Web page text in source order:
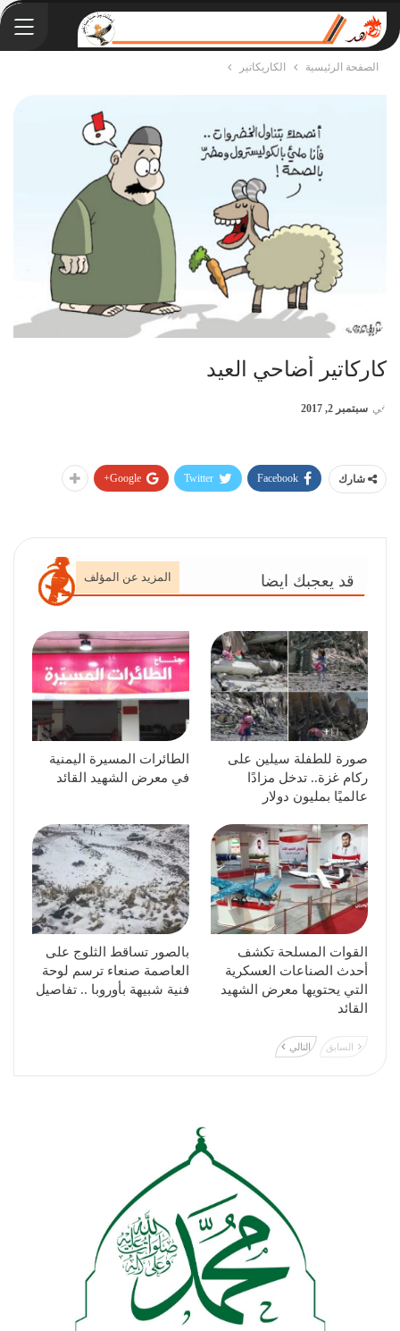
الصفحة الرئيسية الكاريكاتير
كاركاتير أضاحي العيد
في سبتمبر 2, 2017
شارك Facebook
Twitter
Google+
قد يعجبك ايضا المزيد عن المؤلف
صورة للطفلة سيلين على
ركام غزة.. تدخل مزادًا
عالميًا بمليون دولار
الطائرات المسيرة اليمنية
في معرض الشهيد القائد
القوات المسلحة تكشف
أحدث الصناعات العسكرية
التي يحتويها معرض الشهيد
القائد
بالصور تساقط الثلوج على
العاصمة صنعاء ترسم لوحة
فنية شبيهة بأوروبا .. تفاصيل
السابق التالي